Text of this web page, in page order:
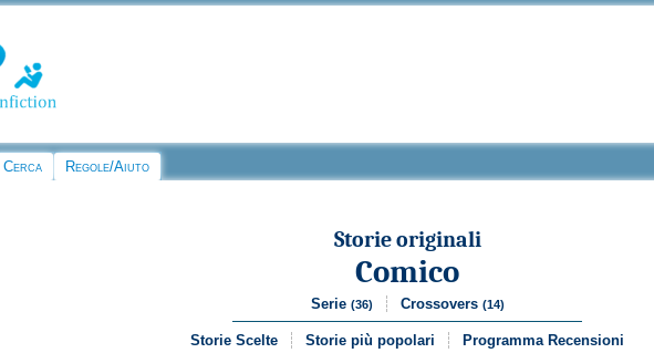
Cerca Regole/Aiuto
Storie originali
Comico
Serie (36) Crossovers (14)
Storie Scelte Storie più popolari Programma Recensioni